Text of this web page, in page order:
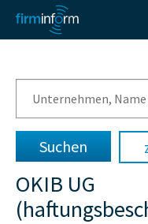
OKIB UG